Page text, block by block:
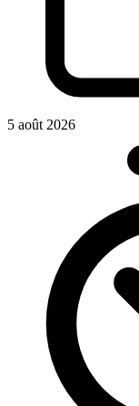
5 août 2026